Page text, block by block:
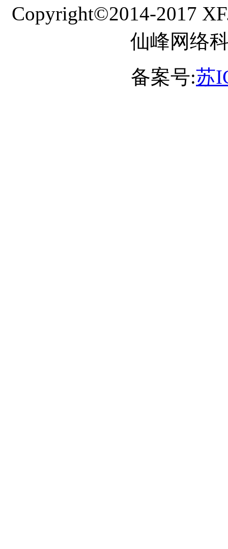
Copyright©2014-2017
仙峰网络
备案号:苏